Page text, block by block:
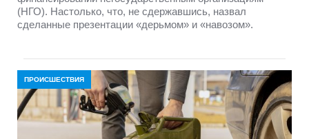
(НГО). Настолько, что, не сдержавшись, назвал
сделанные презентации «дерьмом» и «навозом».
ПРОИСШЕСТВИЯ